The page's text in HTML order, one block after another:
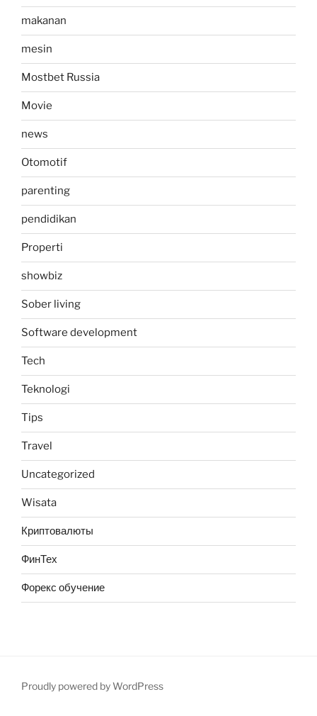
makanan
mesin
Mostbet Russia
Movie
news
Otomotif
parenting
pendidikan
Properti
showbiz
Sober living
Software development
Tech
Teknologi
Tips
Travel
Uncategorized
Wisata
Криптовалюты
ФинТех
Форекс обучение
Proudly powered by WordPress